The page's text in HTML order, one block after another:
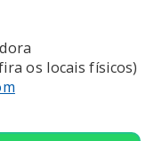
os locais físicos)